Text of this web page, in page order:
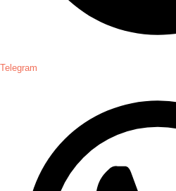
Telegram